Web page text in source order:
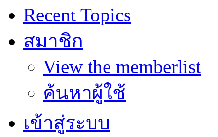
Recent Topics
สมาชิก
View the memberlist
ค้นหาผู้ใช้
เข้าสู่ระบบ